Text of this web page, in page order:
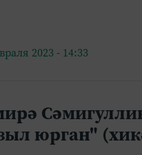
2023 - 14:33
юрган"